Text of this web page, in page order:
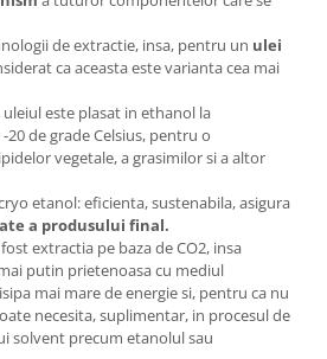
de extractie, insa, pentru un ulei
ca aceasta este varianta cea mai
este plasat in ethanol la
de grade Celsius, pentru o
vegetale, a grasimilor si a altor
etanol: eficienta, sustenabila, asigura
a produsului final.
extractia pe baza de CO2, insa
putin prietenoasa cu mediul
mai mare de energie si, pentru ca nu
necesita, suplimentar, in procesul de
solvent precum etanolul sau